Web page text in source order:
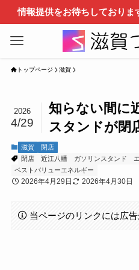
情報提供をお待ちしておりま
トップページ 滋賀
知らない間に
スタンドが閉
2026
4/29
滋賀
閉店
閉店
近江八幡 ガソリンスタンド
ベストバリューエネルギー
2026年4月29日 2026年4月30日
当ページのリンクには広告